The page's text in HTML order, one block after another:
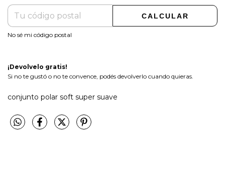
CALCULAR
No sé mi código postal
¡Devolvelo gratis!
Si no te gustó o no te convence, podés devolverlo cuando quieras.
conjunto polar soft super suave